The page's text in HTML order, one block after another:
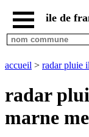
accueil
paris
communes
communes
hauts
de
seine
ile de
accueil > radar pluie
radar
marne